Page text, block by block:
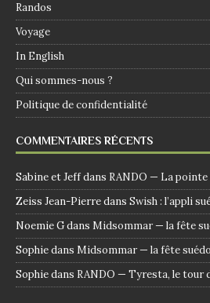
Randos
Voyage
In English
Qui sommes-nous ?
Politique de confidentialité
COMMENTAIRES RÉCENTS
Sabine et Jeffdans RANDO — La pointe
Zeiss Jean-Pierredans Swish : l’appli
Noemie Gdans Midsommar — la fête
Sophiedans Midsommar — la fête
Sophiedans RANDO — Tyresta, le tour